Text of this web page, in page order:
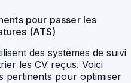
pour passer les
(ATS)
des systèmes de suivi
les CV reçus. Voici
pertinents pour optimiser